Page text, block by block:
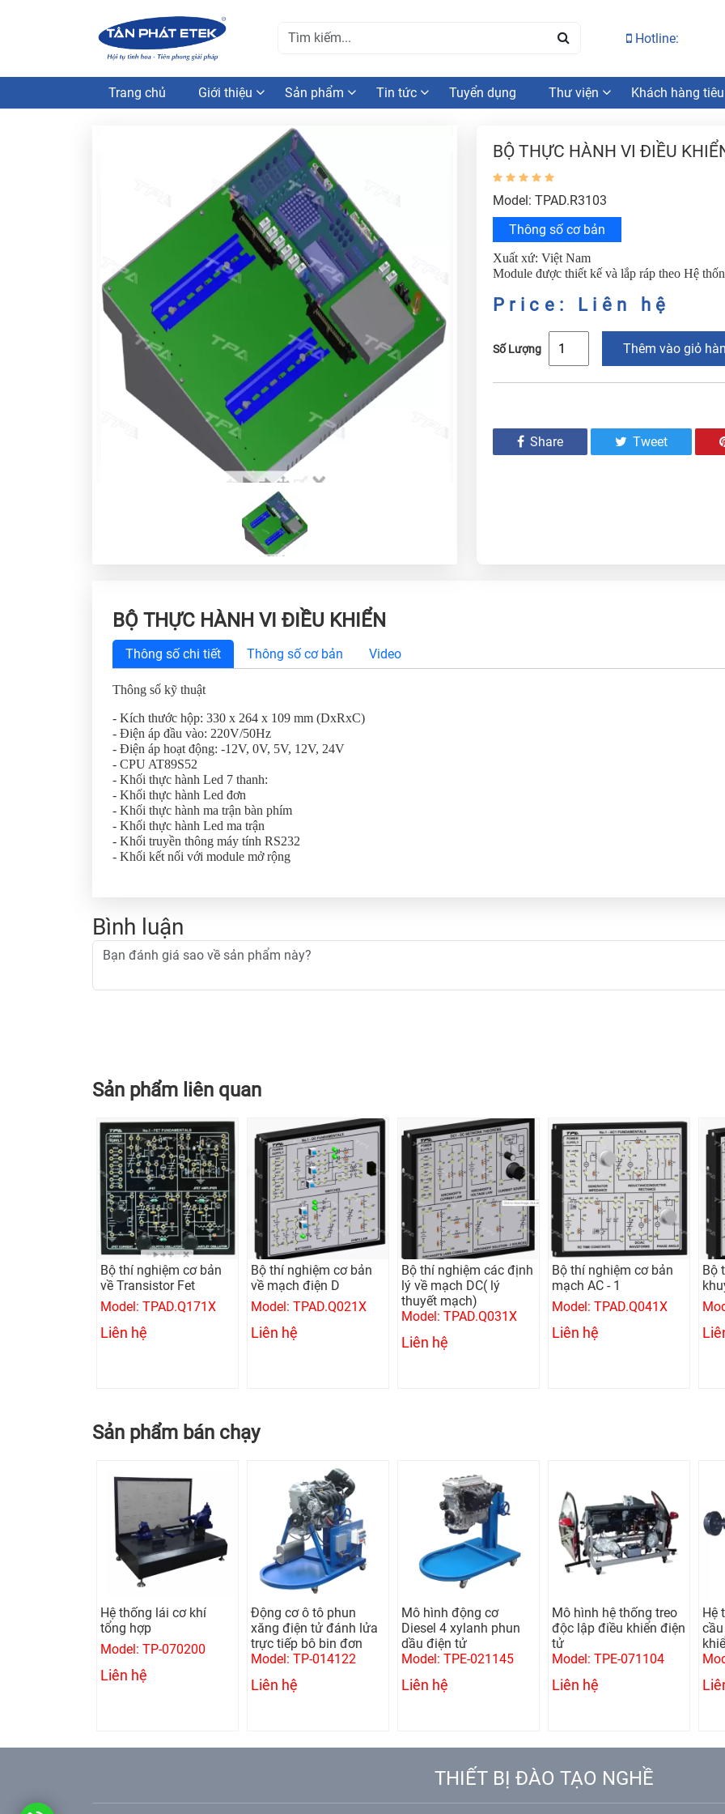
Hotline:
Trang chủ Giới thiệu Sản phẩm Tin tức Tuyển dụng Thư viện Khách hàng
BỘ THỰC HÀNH VI ĐIỀU
Model: TPAD.R3103
Thông số cơ bản
Xuất xứ: Việt Nam
Module được thiết kế và lắp ráp theo Hệ
Price: Liên hệ
Số Lượng Thêm vào giỏ
Share Tweet
BỘ THỰC HÀNH VI ĐIỀU KHIỂN
Thông số chi tiết Thông số cơ bản Video
Thông số kỹ thuật
- Kích thước hộp: 330 x 264 x 109 mm (DxRxC)
- Điện áp đầu vào: 220V/50Hz
- Điện áp hoạt động: -12V, 0V, 5V, 12V, 24V
- CPU AT89S52
- Khối thực hành Led 7 thanh:
- Khối thực hành Led đơn
- Khối thực hành ma trận bàn phím
- Khối thực hành Led ma trận
- Khối truyền thông máy tính RS232
- Khối kết nối với module mở rộng
Bình luận
Sản phẩm liên quan
Bộ thí nghiệm cơ bản
về Transistor Fet
Model: TPAD.Q171X
Liên hệ
Bộ thí nghiệm cơ bản
về mạch điện D
Model: TPAD.Q021X
Liên hệ
Bộ thí nghiệm các định
lý về mạch DC( lý
thuyết mạch)
Model: TPAD.Q031X
Liên hệ
Bộ thí nghiệm cơ bản
mạch AC - 1
Model: TPAD.Q041X
Liên hệ
Bộ
Sản phẩm bán chạy
Hệ thống lái cơ khí
tổng hợp
Model: TP-070200
Liên hệ
Động cơ ô tô phun
xăng điện tử đánh lửa
trực tiếp bô bin đơn
Model: TP-014122
Liên hệ
Mô hình động cơ
Diesel 4 xylanh phun
dầu điện tử
Model: TPE-021145
Liên hệ
Mô hình hệ thống treo
độc lập điều khiển điện
tử
Model: TPE-071104
Liên hệ
Hệ
THIẾT BỊ ĐÀO TẠO NGHỀ